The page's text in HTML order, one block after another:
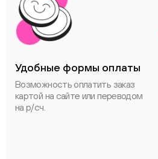
Удобные формы оплаты
Возможность оплатить заказ
картой на сайте или переводом
на р/сч.